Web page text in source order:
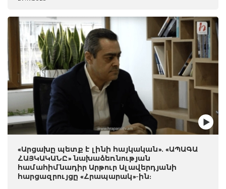
«Արցախը պետք է լինի հայկական». «ԱՊԱԳԱ
ՀԱՅԿԱԿԱՆԸ» նախաձեռնության
համահիմնադիր Արթուր Ալավերդյանի
հարցազրույցը «Հրապարակ»-ին: